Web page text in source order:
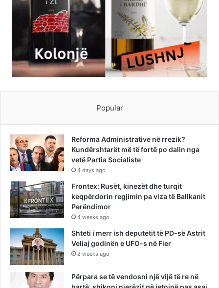
Popular
Reforma Administrative në rrezik?
Kundërshtarët më të fortë po dalin nga
vetë Partia Socialiste
4 days ago
Frontex: Rusët, kinezët dhe turqit
keqpërdorin regjimin pa viza të Ballkanit
Perëndimor
4 weeks ago
Shteti i merr ish deputetit të PD-së Astrit
Veliaj godinën e UFO-s në Fier
2 weeks ago
Përpara se të vendosni një vijë të re në